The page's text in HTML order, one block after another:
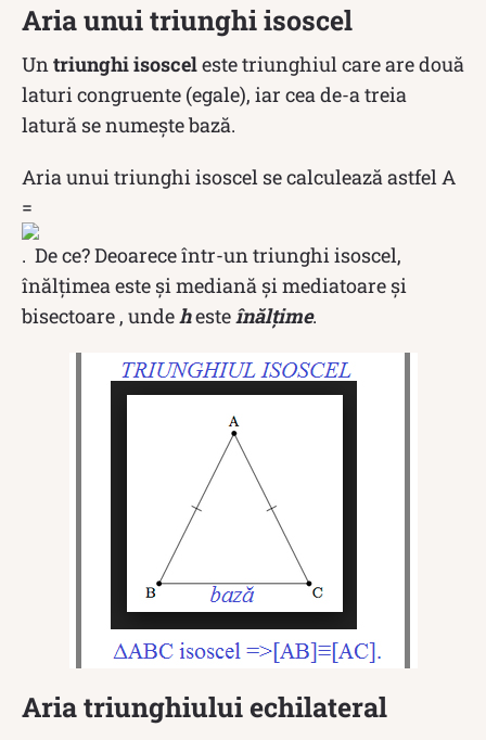
Aria unui triunghi isoscel
Un triunghi isosceleste triunghiul care are două
laturi congruente (egale), iar cea de-a treia
latură se numește bază.
Aria unui triunghi isoscel se calculează astfel A
=
. De ce? Deoarece într-un triunghi isoscel,
înălțimea este și mediană și mediatoare și
bisectoare , undehesteînălțime.
Aria triunghiului echilateral